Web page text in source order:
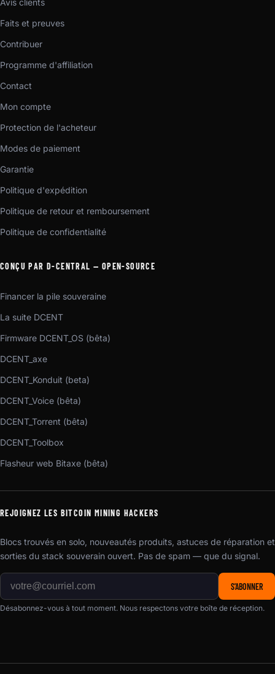
Avis clients
Faits et preuves
Contribuer
Programme d'affiliation
Contact
Mon compte
Protection de l'acheteur
Modes de paiement
Garantie
Politique d'expédition
Politique de retour et remboursement
Politique de confidentialité
CONÇU PAR D-CENTRAL — OPEN-SOURCE
Financer la pile souveraine
La suite DCENT
Firmware DCENT_OS (bêta)
DCENT_axe
DCENT_Konduit (beta)
DCENT_Voice (bêta)
DCENT_Torrent (bêta)
DCENT_Toolbox
Flasheur web Bitaxe (bêta)
REJOIGNEZ LES BITCOIN MINING HACKERS
Blocs trouvés en solo, nouveautés produits, astuces de réparation et
sorties du stack souverain ouvert. Pas de spam — que du signal.
S'ABONNER
Désabonnez-vous à tout moment. Nous respectons votre boîte de réception.